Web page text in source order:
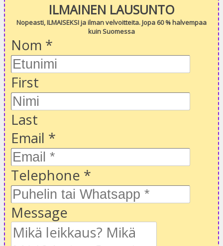
ILMAINEN LAUSUNTO
Nopeasti, ILMAISEKSI ja ilman velvoitteita. Jopa 60 % halvempaa
kuin Suomessa
Nom *
First
Last
Email *
Telephone *
Message